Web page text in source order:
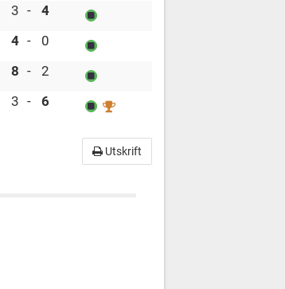
Dallas Star vs Chicago Blackhawks
3 - 4
LA KIngs vs Dallas Star
4 - 0
New York Rangers vs Dallas Star
8 - 2
Chicago Blackhawks vs Dallas Star
3 - 6
Utskrift